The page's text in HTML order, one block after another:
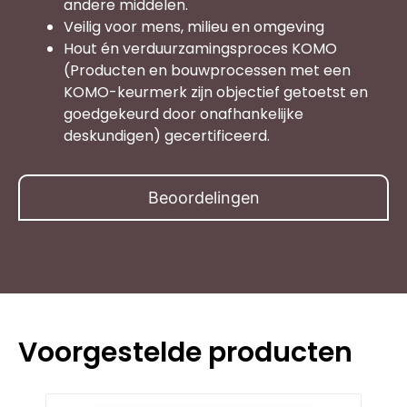
Beoordelingen
andere middelen.
Veilig voor mens, milieu en omgeving
Hout én verduurzamingsproces KOMO
(Producten en bouwprocessen met een
KOMO-keurmerk zijn objectief getoetst en
goedgekeurd door onafhankelijke
deskundigen) gecertificeerd.
Voorgestelde producten